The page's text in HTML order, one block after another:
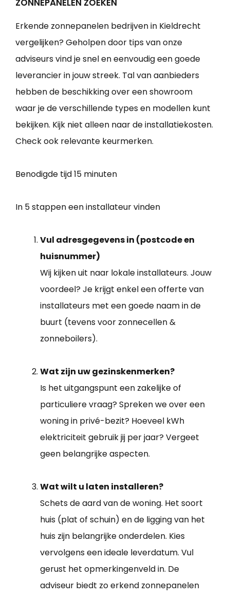
ZONNEPANELEN ZOEKEN
Erkende zonnepanelen bedrijven in Kieldrecht
vergelijken? Geholpen door tips van onze
adviseurs vind je snel en eenvoudig een goede
leverancier in jouw streek. Tal van aanbieders
hebben de beschikking over een showroom
waar je de verschillende types en modellen kunt
bekijken. Kijk niet alleen naar de installatiekosten.
Check ook relevante keurmerken.
Benodigde tijd15 minuten
In 5 stappen een installateur vinden
Vul adresgegevens in (postcode en
huisnummer)
Wij kijken uit naar lokale installateurs. Jouw
voordeel? Je krijgt enkel een offerte van
installateurs met een goede naam in de
buurt (tevens voor zonnecellen &
zonneboilers).
Wat zijn uw gezinskenmerken?
Is het uitgangspunt een zakelijke of
particuliere vraag? Spreken we over een
woning in privé-bezit? Hoeveel kWh
elektriciteit gebruik jij per jaar? Vergeet
geen belangrijke aspecten.
Wat wilt u laten installeren?
Schets de aard van de woning. Het soort
huis (plat of schuin) en de ligging van het
huis zijn belangrijke onderdelen. Kies
vervolgens een ideale leverdatum. Vul
gerust het opmerkingenveld in. De
adviseur biedt zo erkend zonnepanelen